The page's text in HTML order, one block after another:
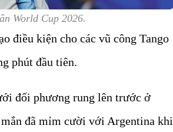
World Cup 2026.
điều kiện cho các vũ công Tango
phút đầu tiên.
đối phương rung lên trước ở
đã mỉm cười với Argentina khi